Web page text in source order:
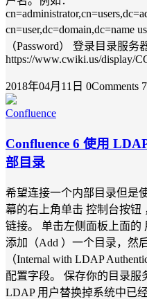
cn=user,dc=domain,dc=name
（Password） 登录目录服
https://www.cwiki.us/display/
2018年04月11日 0Comments
Confluence
Confluence 6 使用
部目录
希望连接一个内部目录但是
幕的右上角单击 控制台按钮
链接。 单击左侧面板上面的
添加（Add ）一个目录，然
（Internal with LDAP
配置字段。 保存你的目录服
LDAP 用户替换掉系统中已